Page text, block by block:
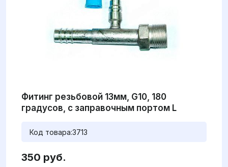
Фитинг резьбовой 13мм, G10, 180
градусов, с заправочным портом L
Код товара:3713
350 руб.